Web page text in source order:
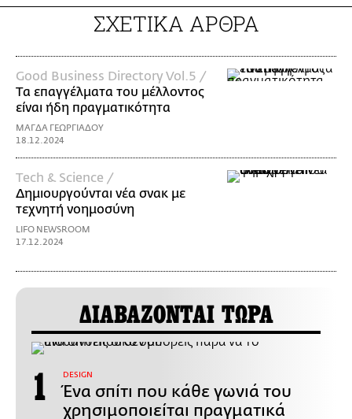
ΣΧΕΤΙΚΑ ΑΡΘΡΑ
Good Business Directory Vol.5 /
Tα επαγγέλματα του μέλλοντος
είναι ήδη πραγματικότητα
ΜΑΓΔΑ ΓΕΩΡΓΙΑΔΟΥ
18.12.2024
Τech & Science /
Δημιουργούνται νέα σνακ με
τεχνητή νοημοσύνη
LIFO NEWSROOM
17.12.2024
ΔΙΑΒΑΖΟΝΤΑΙ ΤΩΡΑ
DESIGN
Ένα σπίτι που κάθε γωνιά του
χρησιμοποιείται πραγματικά